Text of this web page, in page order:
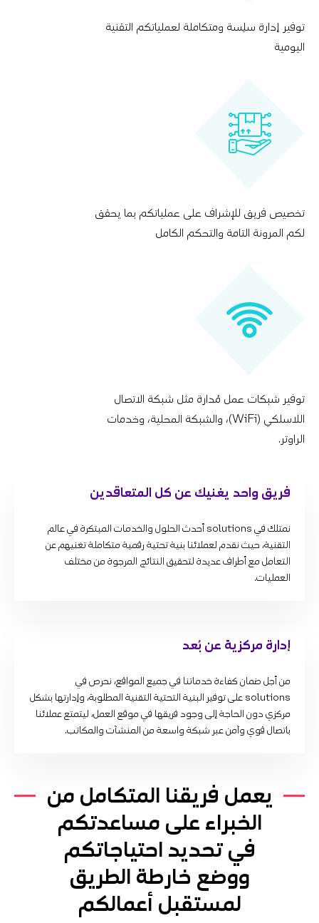
توفير إدارة سلِسة ومتكاملة لعملياتكم التقنية
اليومية
تخصيص فريق للإشراف على عملياتكم بما يحقق
لكم المرونة التامة والتحكم الكامل
توفير شبكات عمل مُدارة مثل شبكة الاتصال
اللاسلكي (WiFi)، والشبكة المحلية، وخدمات
الراوتر.
فريق واحد يغنيك عن كل المتعاقدين
نمتلك في solutions أحدث الحلول والخدمات المبتكرة في عالم
التقنية، حيث نقدم لعملائنا بنية تحتية رقمية متكاملة تغنيهم عن
التعامل مع أطراف عديدة لتحقيق النتائج المرجوة من مختلف
العمليات.
إدارة مركزية عن بُعد
من أجل ضمان كفاءة خدماتنا في جميع المواقع، نحرص في
solutions على توفير البنية التحتية التقنية المطلوبة، وإدارتها بشكل
مركزي دون الحاجة إلى وجود فريقها في موقع العمل، ليتمتع عملائنا
باتصال قوي وآمن عبر شبكة واسعة من المنشآت والمكاتب.
يعمل فريقنا المتكامل من
الخبراء على مساعدتكم
في تحديد احتياجاتكم
ووضع خارطة الطريق
لمستقبل أعمالكم